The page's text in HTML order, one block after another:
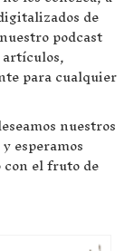
de
podcast
para cualquier
nuestros
esperamos
el fruto de